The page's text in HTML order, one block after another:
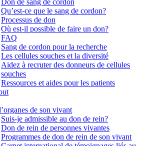
Don de sang de cordon
Qu’est-ce que le sang de cordon?
Processus de don
Où est-il possible de faire un don?
FAQ
Sang de cordon pour la recherche
Les cellules souches et la diversité
Aidez à recruter des donneurs de cellules
souches
Ressources et aides pour les patients
de son vivant
Suis-je admissible au don de rein?
Don de rein de personnes vivantes
Programmes de don de rein de son vivant